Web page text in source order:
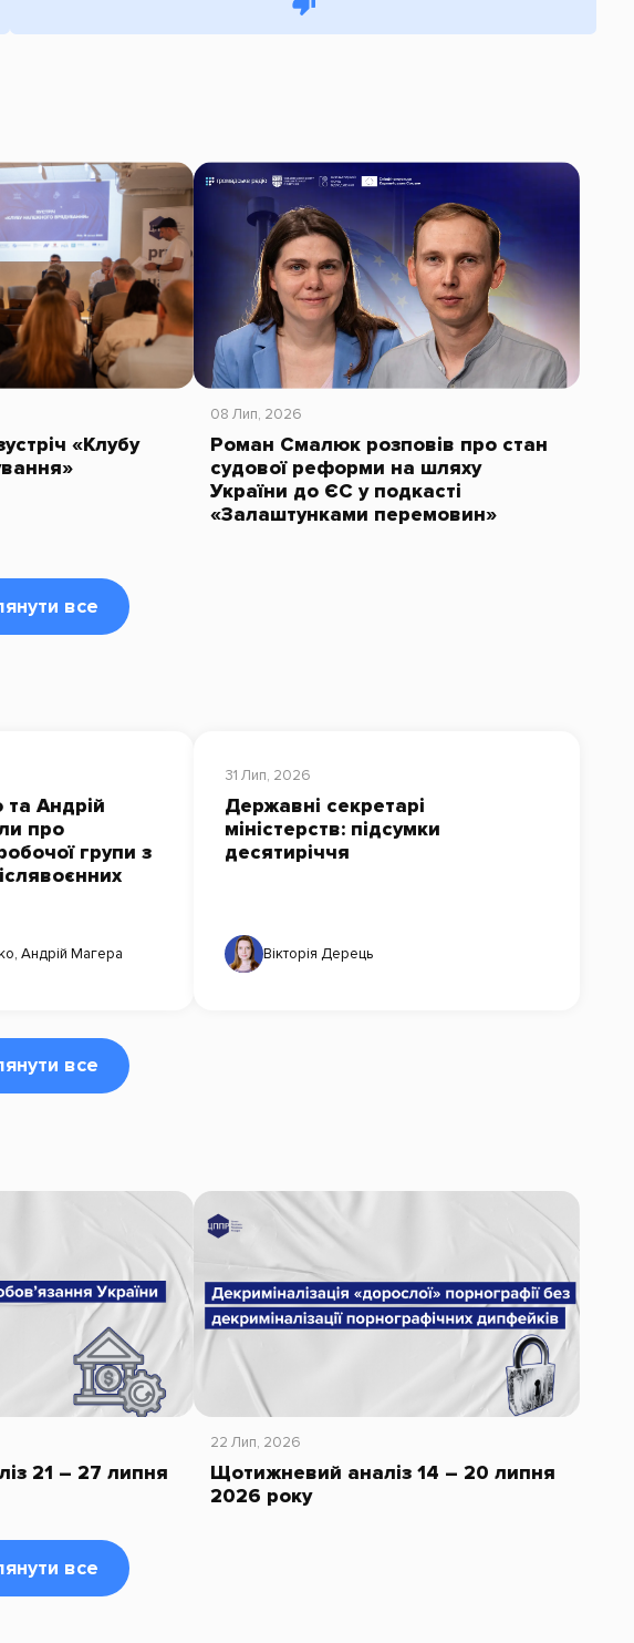
«Клубу
08 Лип, 2026
Роман Смалюк розповів про стан
судової реформи на шляху
України до ЄС у подкасті
«Залаштунками перемовин»
все
Андрій
про
групи з
,Андрій Магера
31 Лип, 2026
Державні секретарі
міністерств: підсумки
десятиріччя
Вікторія Дерець
все
21 – 27 липня
22 Лип, 2026
Щотижневий аналіз 14 – 20 липня
2026 року
все